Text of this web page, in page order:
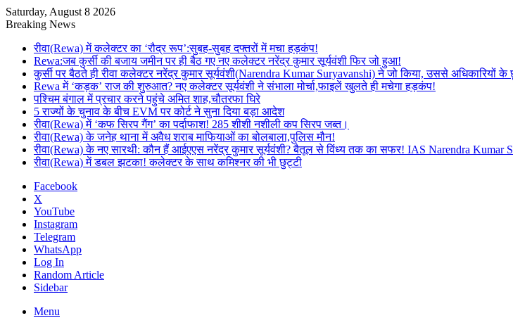
Saturday, August 8 2026
Breaking News
रीवा(Rewa) में कलेक्टर का ‘रौद्र रूप’:सुबह-सुबह दफ्तरों में मचा हड़कंप!
Rewa:जब कुर्सी की बजाय जमीन पर ही बैठ गए नए कलेक्टर नरेंद्र कुमार सूर्यवंशी फिर जो हुआ!
कुर्सी पर बैठते ही रीवा कलेक्टर नरेंद्र कुमार सूर्यवंशी(Narendra Kumar Suryavanshi) ने जो किया, उससे अधिकारियों
Rewa में ‘कड़क’ राज की शुरुआत? नए कलेक्टर सूर्यवंशी ने संभाला मोर्चा,फाइलें खुलते ही मचेगा हड़कंप!
पश्चिम बंगाल में प्रचार करने पहुंचे अमित शाह,चौतरफा घिरे
5 राज्यों के चुनाव के बीच EVM पर कोर्ट ने सुना दिया बड़ा आदेश
रीवा(Rewa) में ‘कफ सिरप गैंग’ का पर्दाफाश! 285 शीशी नशीली कप सिरप जब्त।
रीवा(Rewa) के जनेह थाना में अवैध शराब माफियाओं का बोलबाला,पुलिस मौन!
रीवा(Rewa) के नए सारथी: कौन हैं आईएएस नरेंद्र कुमार सूर्यवंशी? बैतूल से विंध्य तक का सफर! IAS Narendra Kumar
रीवा(Rewa) में डबल झटका! कलेक्टर के साथ कमिश्नर की भी छुट्टी
Facebook
X
YouTube
Instagram
Telegram
WhatsApp
Log In
Random Article
Sidebar
Menu